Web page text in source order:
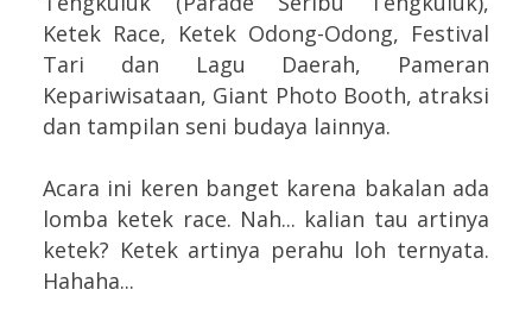
Ketek Race, Ketek Odong-Odong, Festival
Tari dan Lagu Daerah, Pameran
Kepariwisataan, Giant Photo Booth, atraksi
dan tampilan seni budaya lainnya.
Acara ini keren banget karena bakalan ada
lomba ketek race. Nah... kalian tau artinya
ketek? Ketek artinya perahu loh ternyata.
Hahaha...